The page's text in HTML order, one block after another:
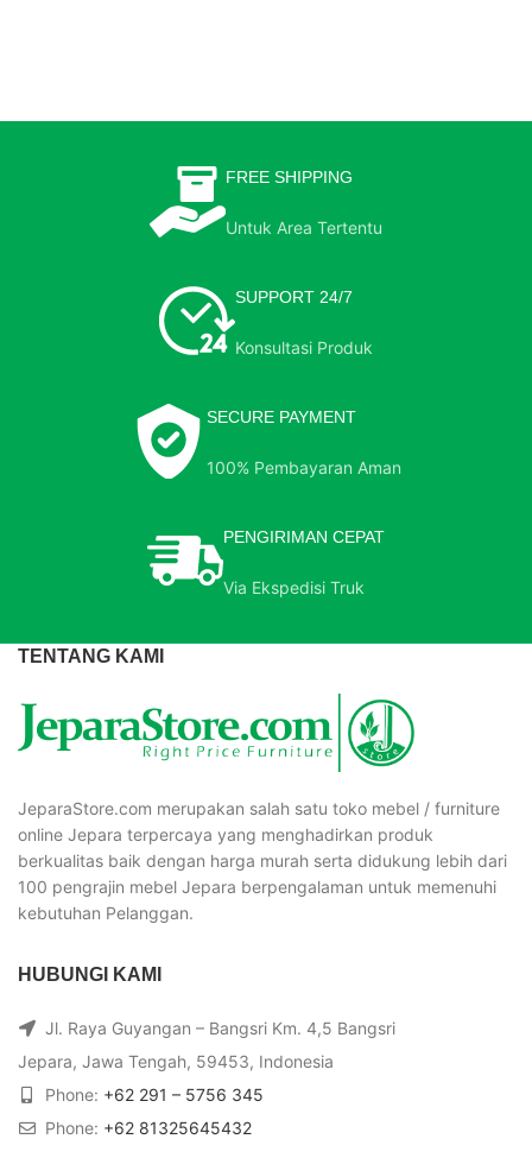
FREE SHIPPING
Untuk Area Tertentu
SUPPORT 24/7
Konsultasi Produk
SECURE PAYMENT
100% Pembayaran Aman
PENGIRIMAN CEPAT
Via Ekspedisi Truk
TENTANG KAMI
JeparaStore.com merupakan salah satu toko mebel / furniture
online Jepara terpercaya yang menghadirkan produk
berkualitas baik dengan harga murah serta didukung lebih dari
100 pengrajin mebel Jepara berpengalaman untuk memenuhi
kebutuhan Pelanggan.
HUBUNGI KAMI
Jl. Raya Guyangan – Bangsri Km. 4,5 Bangsri
Jepara, Jawa Tengah, 59453, Indonesia
Phone: +62 291 – 5756 345
Phone: +62 81325645432